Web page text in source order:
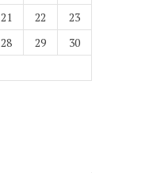
21 22
23
28 29
30